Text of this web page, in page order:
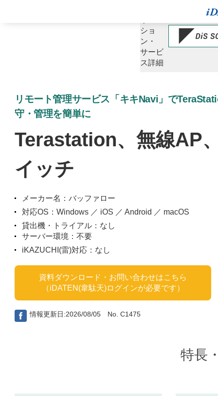
ショ
ン・
サービ
ス詳細
リモート管理サービス「キキNavi」で
守・管理を簡単に
Terastation、無線AP
イッチ
メーカー名：バッファロー
対応OS：Windows ／ iOS ／ Android ／ macOS
貸出機・トライアル：なし
サーバー環境：不要
iKAZUCHI(雷)対応：なし
資料ダウンロード・お問い合わせはこちら
（iDATEN(韋駄天)ログインが必要です）
情報更新日:2026/08/05 No. C1475
特長